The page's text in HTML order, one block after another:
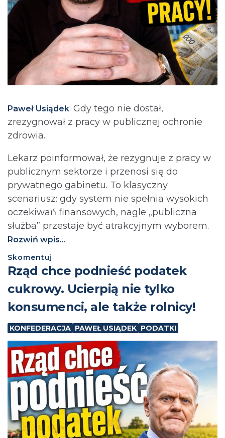
Paweł Usiądek: Gdy tego nie dostał,
zrezygnował z pracy w publicznej ochronie
zdrowia.
Lekarz poinformował, że rezygnuje z pracy w
publicznym sektorze i przenosi się do
prywatnego gabinetu. To klasyczny
scenariusz: gdy system nie spełnia wysokich
oczekiwań finansowych, nagle „publiczna
służba” przestaje być atrakcyjnym wyborem.
Rozwiń wpis...
Skomentuj
⁨Rząd chce podnieść podatek
cukrowy. Ucierpią nie tylko
konsumenci, ale także rolnicy!
KONFEDERACJA PAWEŁ USIĄDEK PODATKI